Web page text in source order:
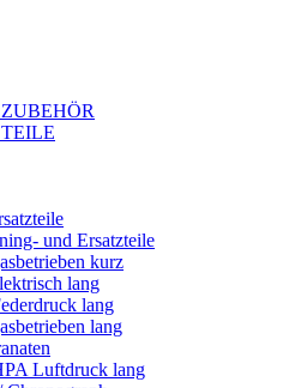
und Ersatzteile
kurz
lang
lang
lang
Luftdruck lang